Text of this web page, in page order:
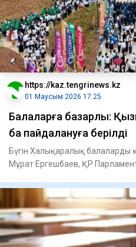
https://kaz.tengrinews.kz
01 Маусым 2026 17:25
Балаларға базарлық:
бақ пайдалануға берілді
Бүгін Халықаралық балаларды
Мұрат Ергешбаев, ҚР